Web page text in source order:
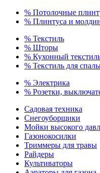
% Потолочные
% Плинтуса и
% Текстиль
% Шторы
% Кухонный
% Текстиль для
% Электрика
% Розетки,
Садовая техника
Снегоуборщики
Мойки высокого
Газонокосилки
Триммеры для травы
Райдеры
Культиваторы